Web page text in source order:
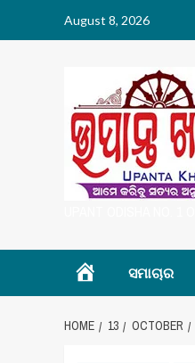
August 8, 2026
Homeସମାଚାର
HOME 13 OCTOBER